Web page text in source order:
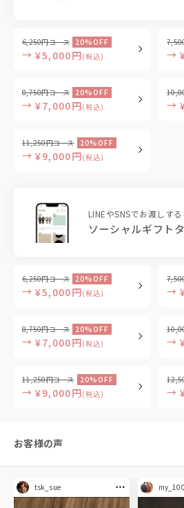
6,250円コース 20%OFF
→ ¥5,000円(税込) →
8,750円コース 20%OFF
→ ¥7,000円(税込) →
11,250円コース 20%OFF
→ ¥9,000円(税込)
LINEやSNSでお渡しする
ソーシャルギフト
6,250円コース 20%OFF
→ ¥5,000円(税込) →
8,750円コース 20%OFF
→ ¥7,000円(税込) →
11,250円コース 20%OFF
→ ¥9,000円(税込) →
お客様の声
tsk_sue